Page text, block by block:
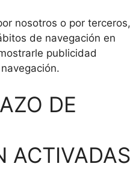
nosotros o por terceros,
de navegación en
publicidad
DE
ACTIVADAS